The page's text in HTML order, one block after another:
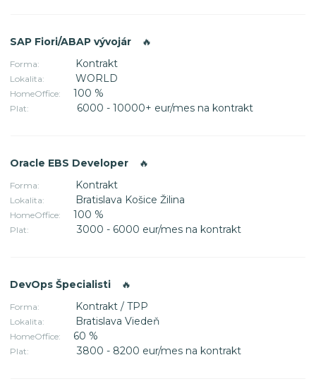
SAP Fiori/ABAP vývojár 🔥
Forma: Kontrakt
Lokalita: WORLD
HomeOffice: 100 %
Plat: 6000 - 10000+ eur/mes na kontrakt
Oracle EBS Developer 🔥
Forma: Kontrakt
Lokalita: Bratislava Košice Žilina
HomeOffice: 100 %
Plat: 3000 - 6000 eur/mes na kontrakt
DevOps Špecialisti 🔥
Forma: Kontrakt / TPP
Lokalita: Bratislava Viedeň
HomeOffice: 60 %
Plat: 3800 - 8200 eur/mes na kontrakt